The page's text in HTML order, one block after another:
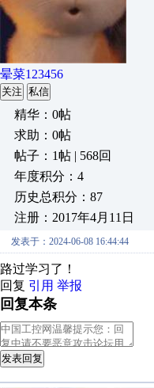
晕菜123456
关注 私信
精华：0帖
求助：0帖
帖子：1帖 | 568回
年度积分：4
历史总积分：87
注册：2017年4月11日
发表于：2024-06-08 16:44:44
路过学习了！
回复 引用 举报
回复本条
发表回复